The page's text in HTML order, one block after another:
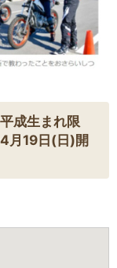
成生まれ限
月19日(日)開